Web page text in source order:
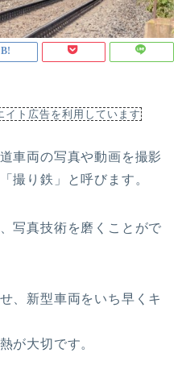
ト広告を利用しています
車両の写真や動画を撮影
撮り鉄」と呼びます。
写真技術を磨くことがで
、新型車両をいち早くキ
が大切です。